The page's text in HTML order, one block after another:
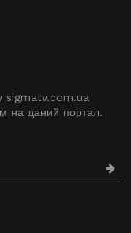
sigmatv.com.ua
на даний портал.